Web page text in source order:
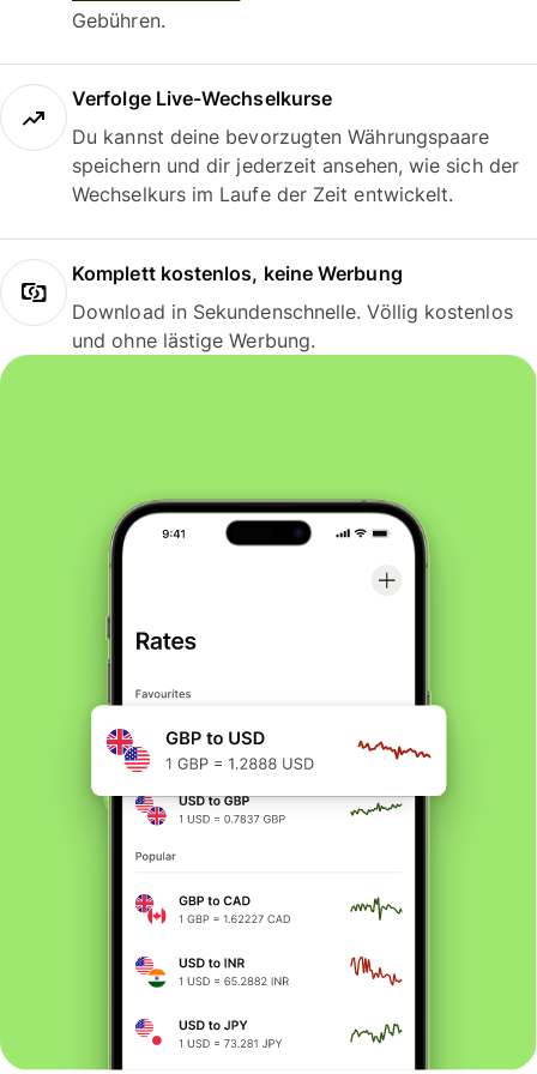
Gebühren.
Verfolge Live-Wechselkurse
Du kannst deine bevorzugten Währungspaare
speichern und dir jederzeit ansehen, wie sich der
Wechselkurs im Laufe der Zeit entwickelt.
Komplett kostenlos, keine Werbung
Download in Sekundenschnelle. Völlig kostenlos
und ohne lästige Werbung.